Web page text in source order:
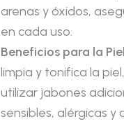
arenas y óxidos,
en cada uso.
Beneficios para la
limpia y tonifica la
utilizar jabones
sensibles, alérgicas